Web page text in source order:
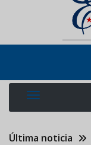
Última noticia